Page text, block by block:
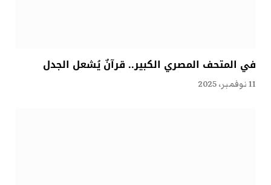
في المتحف المصري الكبير.. قرآنٌ يُشعل الجدل
11 نوفمبر، 2025